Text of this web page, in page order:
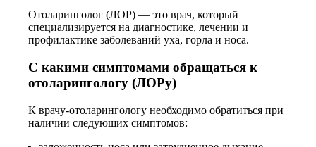
Отоларинголог (ЛОР) — это врач, который
специализируется на диагностике, лечении и
профилактике заболеваний уха, горла и носа.
С какими симптомами обращаться к
отоларингологу (ЛОРу)
К врачу-отоларингологу необходимо обратиться при
наличии следующих симптомов: